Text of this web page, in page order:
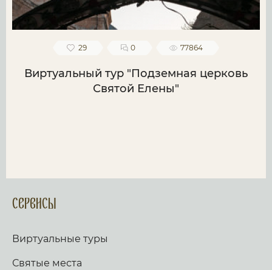
29 0 77864
Виртуальный тур "Подземная церковь
Святой Елены"
Сервисы
Виртуальные туры
Святые места